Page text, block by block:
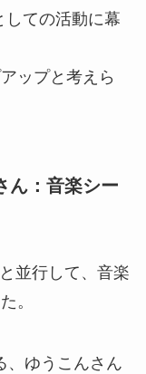
しての活動に幕
ップと考えら
ん：音楽シー
並行して、音楽
。
、ゆうこんさん